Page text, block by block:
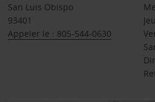
San Luis Obispo
93401
Appeler le : 805-544-0630